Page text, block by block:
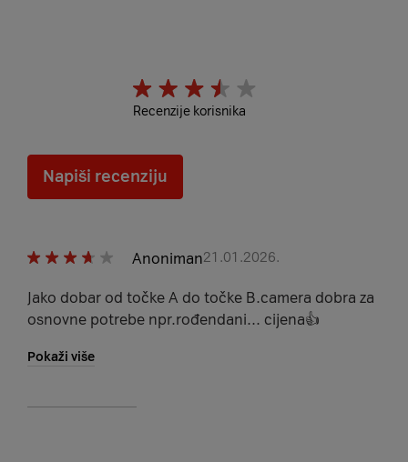
Recenzije korisnika
Napiši recenziju
Anoniman21.01.2026.
Jako dobar od točke A do točke B.camera dobra za
osnovne potrebe npr.rođendani... cijena👍
Pokaži više